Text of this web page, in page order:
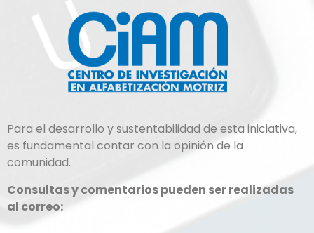
Para el desarrollo y sustentabilidad de esta iniciativa,
es fundamental contar con la opinión de la
comunidad.
Consultas y comentarios pueden ser realizadas
al correo: